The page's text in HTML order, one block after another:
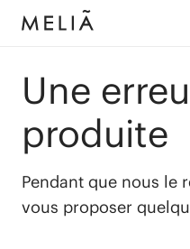
Une
produite
Pendant que nous le
vous proposer